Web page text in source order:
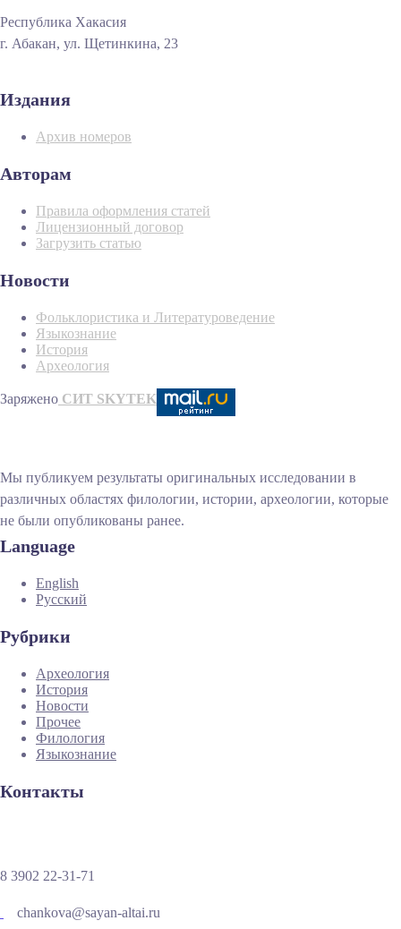
Республика Хакасия
г. Абакан, ул. Щетинкина, 23
Издания
Архив номеров
Авторам
Правила оформления статей
Лицензионный договор
Загрузить статью
Новости
Фольклористика и Литературоведение
Языкознание
История
Археология
Заряжено СИТ SKYTEK
Мы публикуем результаты оригинальных исследовании в
различных областях филологии, истории, археологии, которые
не были опубликованы ранее.
Language
English
Русский
Рубрики
Археология
История
Новости
Прочее
Филология
Языкознание
Контакты
8 3902 22-31-71
chankova@sayan-altai.ru